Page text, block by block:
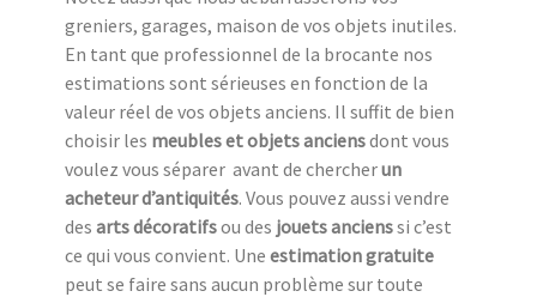
greniers, garages, maison de vos objets inutiles.
En tant que professionnel de la brocante nos
estimations sont sérieuses en fonction de la
valeur réel de vos objets anciens. Il suffit de bien
choisir les meubles et objets anciensdont vous
voulez vous séparer avant de chercherun
acheteur d’antiquités. Vous pouvez aussi vendre
des arts décoratifsou des jouets ancienssi c’est
ce qui vous convient. Une estimation gratuite
peut se faire sans aucun problème sur toute